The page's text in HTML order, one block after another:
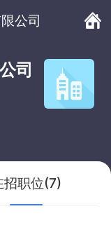
公司
司
招职位(7)